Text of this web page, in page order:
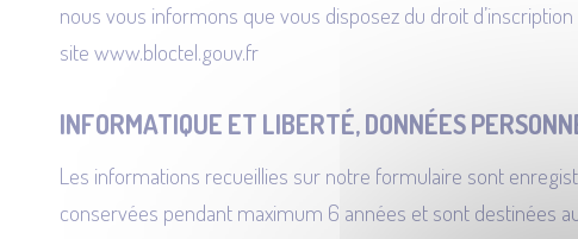
nous vous informons que vous disposez du droit
site www.bloctel.gouv.fr
INFORMATIQUE ET LIBERTÉ, DONNÉES
Les informations recueillies sur notre formulaire sont
conservées pendant maximum 6 années et sont destinées